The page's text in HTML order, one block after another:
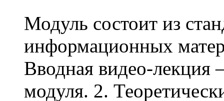
Модуль состоит из
информационных
Вводная видео-лекция
модуля. 2.